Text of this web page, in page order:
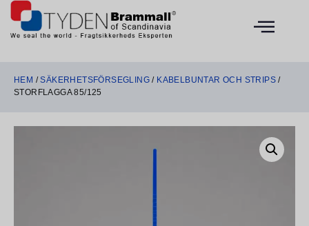
HEM /SÄKERHETSFÖRSEGLING / KABELBUNTAR OCH STRIPS /
STORFLAGGA 85/125